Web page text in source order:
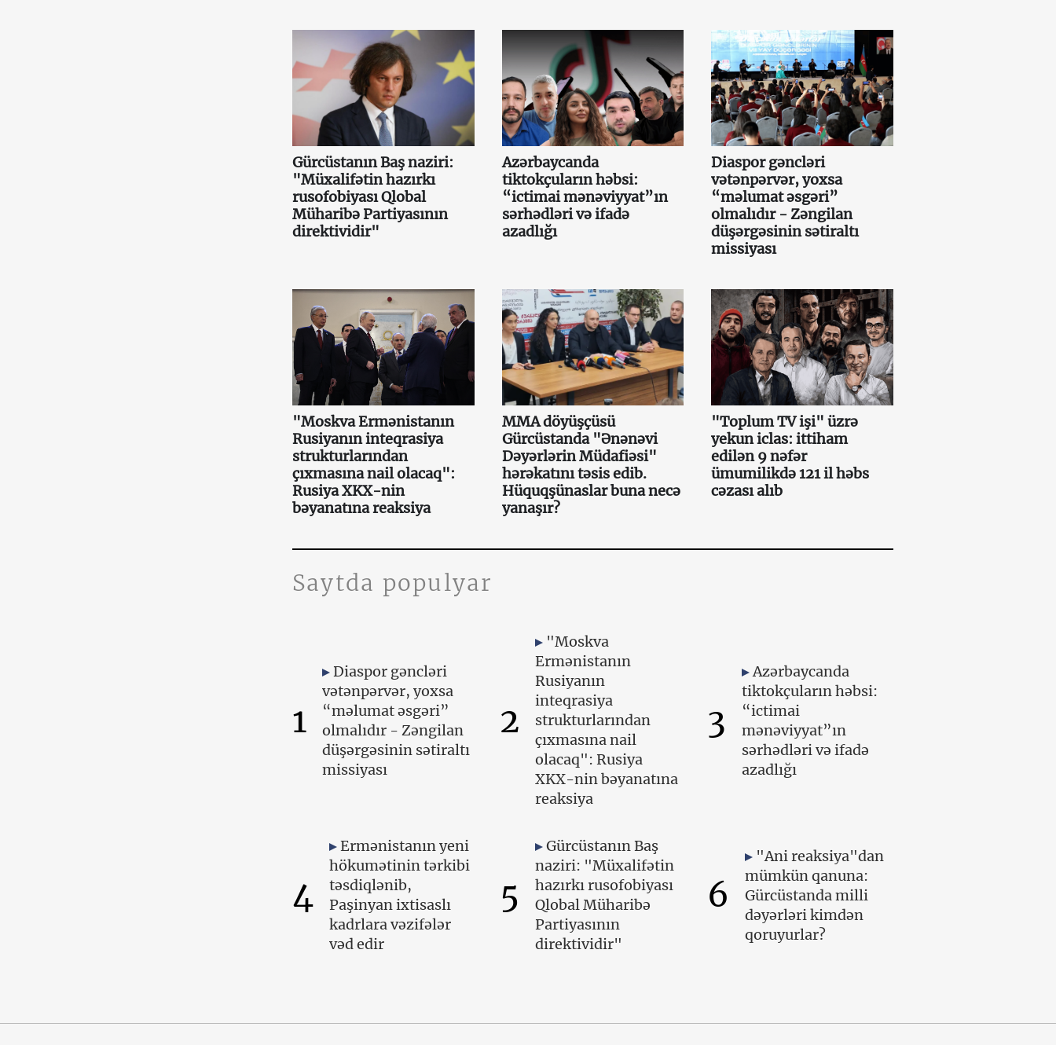
Gürcüstanın Baş naziri:
"Müxalifətin hazırkı
rusofobiyası Qlobal
Müharibə Partiyasının
direktividir"
Azərbaycanda
tiktokçuların həbsi:
“ictimai mənəviyyat”ın
sərhədləri və ifadə
azadlığı
Diaspor gəncləri
vətənpərvər, yoxsa
“məlumat əsgəri”
olmalıdır - Zəngilan
düşərgəsinin sətiraltı
missiyası
"Moskva Ermənistanın
Rusiyanın inteqrasiya
strukturlarından
çıxmasına nail olacaq":
Rusiya XKX-nin
bəyanatına reaksiya
MMA döyüşçüsü
Gürcüstanda "Ənənəvi
Dəyərlərin Müdafiəsi"
hərəkatını təsis edib.
Hüquqşünaslar buna necə
yanaşır?
"Toplum TV işi" üzrə
yekun iclas: ittiham
edilən 9 nəfər
ümumilikdə 121 il həbs
cəzası alıb
Saytda populyar
1
Diaspor gəncləri
vətənpərvər, yoxsa
“məlumat əsgəri”
olmalıdır - Zəngilan
düşərgəsinin sətiraltı
missiyası
2
"Moskva
Ermənistanın
Rusiyanın
inteqrasiya
strukturlarından
çıxmasına nail
olacaq": Rusiya
XKX-nin bəyanatına
reaksiya
3
Azərbaycanda
tiktokçuların həbsi:
“ictimai
mənəviyyat”ın
sərhədləri və ifadə
azadlığı
4
Ermənistanın yeni
hökumətinin tərkibi
təsdiqlənib,
Paşinyan ixtisaslı
kadrlara vəzifələr
vəd edir
5
Gürcüstanın Baş
naziri: "Müxalifətin
hazırkı rusofobiyası
Qlobal Müharibə
Partiyasının
direktividir"
6
"Ani reaksiya"dan
mümkün qanuna:
Gürcüstanda milli
dəyərləri kimdən
qoruyurlar?